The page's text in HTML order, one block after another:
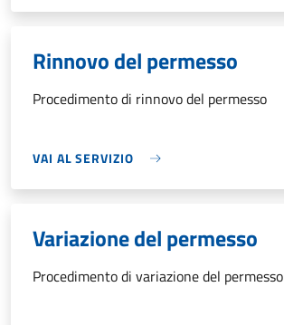
Rinnovo del permesso
Procedimento di rinnovo del permesso
VAI AL SERVIZIO
Variazione del permesso
Procedimento di variazione del permesso